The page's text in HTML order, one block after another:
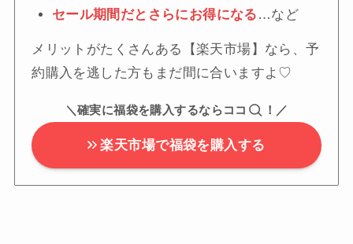
セール期間だとさらにお得になる …など
メリットがたくさんある【楽天市場】なら、予
約購入を逃した方もまだ間に合いますよ♡
＼確実に福袋を購入するならココ ！／
楽天市場で福袋を購入する